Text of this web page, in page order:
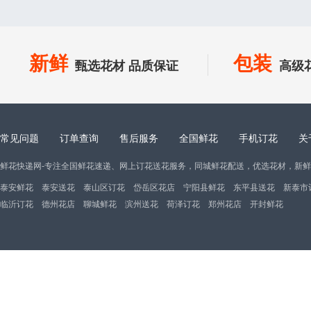
新鲜 甄选花材 品质保证 包装 高级
常见问题 订单查询 售后服务 全国鲜花 手机订花 关
鲜花快递网-专注全国鲜花速递、网上订花送花服务，同城鲜花配送，优选花材，新
泰安鲜花 泰安送花 泰山区订花 岱岳区花店 宁阳县鲜花 东平县送花
新泰市
临沂订花
德州花店 聊城鲜花 滨州送花 荷泽订花 郑州花店 开封鲜花